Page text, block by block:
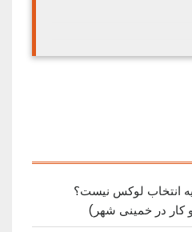
انتخاب لوکس نیست؟
در خمینی ‌شهر)